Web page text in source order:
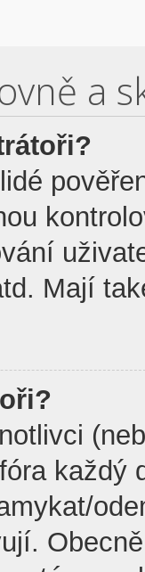
a
Mají
každý